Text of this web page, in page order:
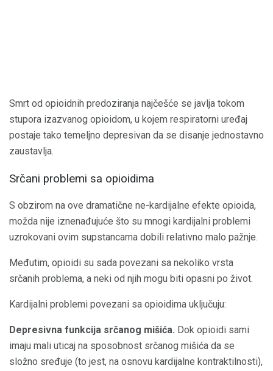
Smrt od opioidnih predoziranja najčešće se javlja tokom
stupora izazvanog opioidom, u kojem respiratorni uređaj
postaje tako temeljno depresivan da se disanje jednostavno
zaustavlja.
Srčani problemi sa opioidima
S obzirom na ove dramatične ne-kardijalne efekte opioida,
možda nije iznenađujuće što su mnogi kardijalni problemi
uzrokovani ovim supstancama dobili relativno malo pažnje.
Međutim, opioidi su sada povezani sa nekoliko vrsta
srčanih problema, a neki od njih mogu biti opasni po život.
Kardijalni problemi povezani sa opioidima uključuju:
Depresivna funkcija srčanog mišića. Dok opioidi sami
imaju mali uticaj na sposobnost srčanog mišića da se
složno sređuje (to jest, na osnovu kardijalne kontraktilnosti),